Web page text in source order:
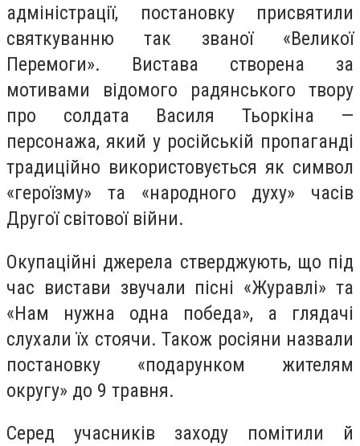
адміністрації, постановку присвятили
святкуванню так званої «Великої
Перемоги». Вистава створена за
мотивами відомого радянського твору
про солдата Василя Тьоркіна —
персонажа, який у російській пропаганді
традиційно використовується як символ
«героїзму» та «народного духу» часів
Другої світової війни.
Окупаційні джерела стверджують, що під
час вистави звучали пісні «Журавлі» та
«Нам нужна одна победа», а глядачі
слухали їх стоячи. Також росіяни назвали
постановку «подарунком жителям
округу» до 9 травня.
Серед учасників заходу помітили й